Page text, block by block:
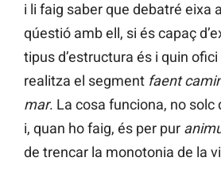
i li faig saber que debatré eixa
qúestió amb ell, si és capaç
tipus d’estructura és i quin
realitza el segment faent
mar. La cosa funciona, no solc
i, quan ho faig, és per pur
de trencar la monotonia de la